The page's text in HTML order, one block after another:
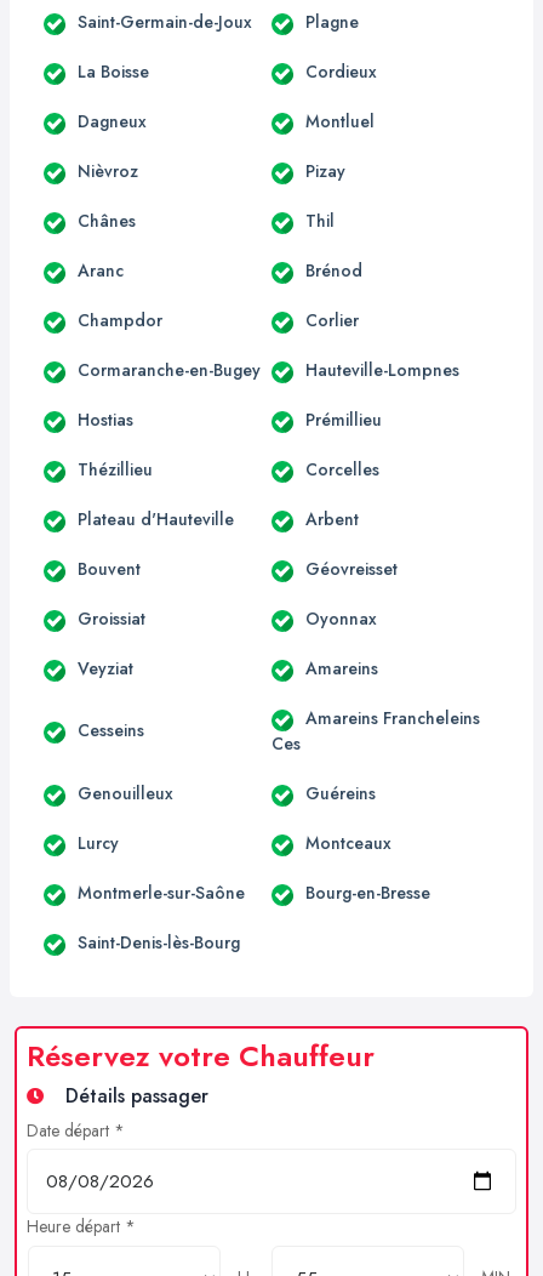
Saint-Germain-de-Joux Plagne
La Boisse Cordieux
Dagneux Montluel
Nièvroz Pizay
Chânes Thil
Aranc Brénod
Champdor Corlier
Cormaranche-en-Bugey Hauteville-Lompnes
Hostias Prémillieu
Thézillieu Corcelles
Plateau d'Hauteville Arbent
Bouvent Géovreisset
Groissiat Oyonnax
Veyziat Amareins
Cesseins
Amareins Francheleins
Ces
Genouilleux Guéreins
Lurcy Montceaux
Montmerle-sur-Saône Bourg-en-Bresse
Saint-Denis-lès-Bourg
Réservez votre Chauffeur
Détails passager
Date départ *
Heure départ *